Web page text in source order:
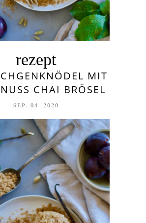
rezept
MIT
CHAI BRÖSEL
SEP. 04. 2020